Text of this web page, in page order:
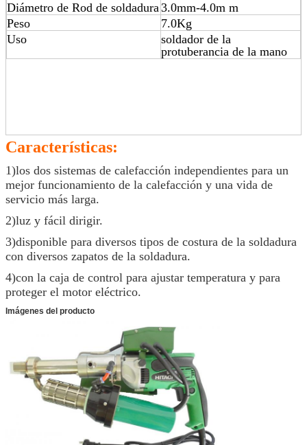
Diámetro de Rod de soldadura3.0mm-4.0m m
Peso
7.0Kg
Uso
soldador de la
protuberancia de la mano
Características:
1)los dos sistemas de calefacción independientes para un
mejor funcionamiento de la calefacción y una vida de
servicio más larga.
2)luz y fácil dirigir.
3)disponible para diversos tipos de costura de la soldadura
con diversos zapatos de la soldadura.
4)con la caja de control para ajustar temperatura y para
proteger el motor eléctrico.
Imágenes del producto